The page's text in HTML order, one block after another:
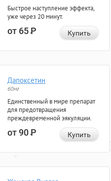
Быстрое наступление эффекта,
уже через 20 минут.
от 65Р Купить
Дапоксетин
60мг
Единственный в мире препарат
для предотвращения
преждевременной эякуляции.
от 90Р Купить